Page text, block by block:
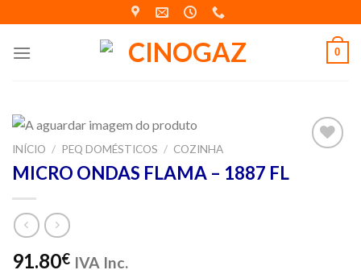
to
content
0
INÍCIO / PEQ DOMÉSTICOS / COZINHA
MICRO ONDAS FLAMA – 1887 FL
91.80€ IVA Inc.